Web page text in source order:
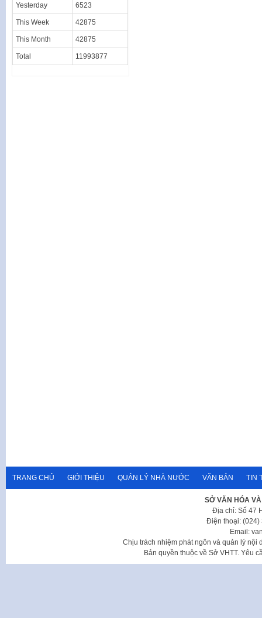
Yesterday 6523
This Week 42875
This Month 42875
Total 11993877
TRANG CHỦ GIỚI THIỆU QUẢN LÝ NHÀ NƯỚC VĂN BẢN TIN
SỞ VĂN HÓA
Địa chỉ: Số 47
Điện thoại: (024)
Email:
Chịu trách nhiệm phát ngôn và quản lý nội
Bản quyền thuộc về Sở VHTT. Yêu